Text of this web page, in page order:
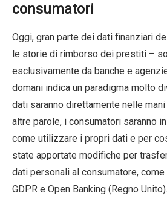
consumatori
Oggi, gran parte dei dati finanziari
le storie di rimborso dei prestiti –
esclusivamente da banche e
domani indica un paradigma molto
dati saranno direttamente nelle
altre parole, i consumatori saranno
come utilizzare i propri dati e per
state apportate modifiche per
dati personali al consumatore,
GDPR e Open Banking (Regno